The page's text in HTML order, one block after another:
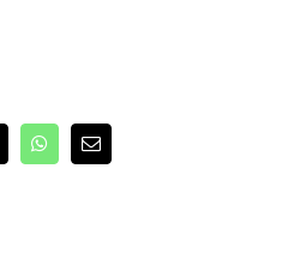
WhatsApp
E-